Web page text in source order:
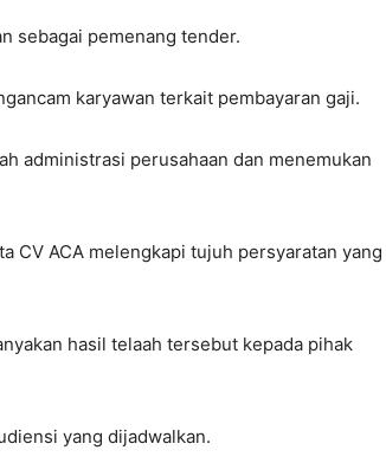
sebagai pemenang tender.
karyawan terkait pembayaran gaji.
administrasi perusahaan dan menemukan
CV ACA melengkapi tujuh persyaratan yang
hasil telaah tersebut kepada pihak
yang dijadwalkan.